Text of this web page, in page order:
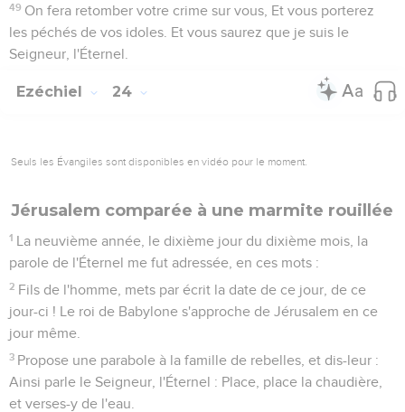
49 On fera retomber votre crime sur vous, Et vous porterez
les péchés de vos idoles. Et vous saurez que je suis le
Seigneur, l'Éternel.
Ezéchiel 24
Seuls les Évangiles sont disponibles en vidéo pour le moment.
Jérusalem comparée à une marmite rouillée
1 La neuvième année, le dixième jour du dixième mois, la
parole de l'Éternel me fut adressée, en ces mots :
2 Fils de l'homme, mets par écrit la date de ce jour, de ce
jour-ci ! Le roi de Babylone s'approche de Jérusalem en ce
jour même.
3 Propose une parabole à la famille de rebelles, et dis-leur :
Ainsi parle le Seigneur, l'Éternel : Place, place la chaudière,
et verses-y de l'eau.